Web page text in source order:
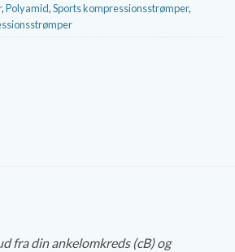
,Polyamid,Sports kompressionsstrømper,
fra din ankelomkreds (cB) og